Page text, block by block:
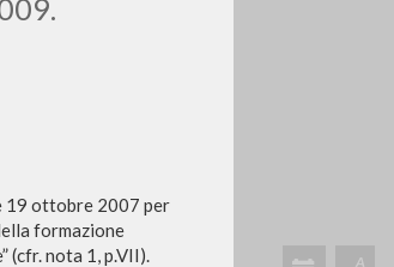
19 ottobre 2007 per
formazione
(cfr. nota 1, p.VII).